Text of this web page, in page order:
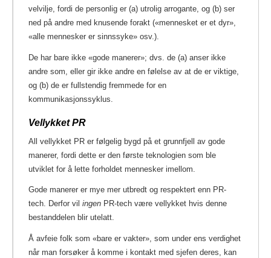
velvilje, fordi de personlig er (a) utrolig arrogante, og (b) ser
ned på andre med knusende forakt («mennesket er et dyr»,
«alle mennesker er sinnssyke» osv.).
De har bare ikke «gode manerer»; dvs. de (a) anser ikke
andre som, eller gir ikke andre en følelse av at de er viktige,
og (b) de er fullstendig fremmede for en
kommunikasjonssyklus.
Vellykket PR
All vellykket PR er følgelig bygd på et grunnfjell av gode
manerer, fordi dette er den første teknologien som ble
utviklet for å lette forholdet mennesker imellom.
Gode manerer er mye mer utbredt og respektert enn PR-
tech. Derfor vil ingen PR-tech være vellykket hvis denne
bestanddelen blir utelatt.
Å avfeie folk som «bare er vakter», som under ens verdighet
når man forsøker å komme i kontakt med sjefen deres, kan